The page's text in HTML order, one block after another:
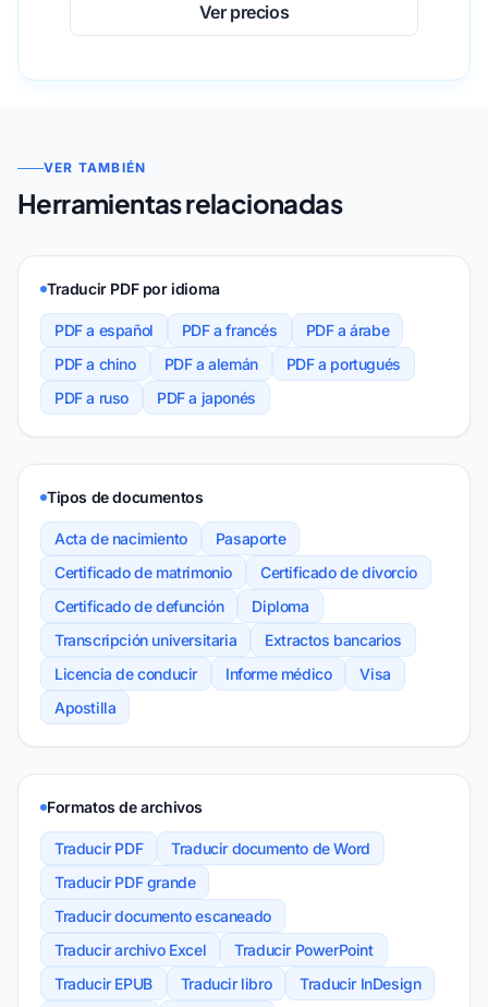
Ver precios
VER TAMBIÉN
Herramientas relacionadas
Traducir PDF por idioma
PDF a español PDF a francés
PDF a árabe
PDF a chino
PDF a alemán
PDF a portugués
PDF a ruso
PDF a japonés
Tipos de documentos
Acta de nacimiento
Pasaporte
Certificado de matrimonio
Certificado de divorcio
Certificado de defunción
Diploma
Transcripción universitaria
Extractos bancarios
Licencia de conducir
Informe médico
Visa
Apostilla
Formatos de archivos
Traducir PDF
Traducir documento de Word
Traducir PDF grande
Traducir documento escaneado
Traducir archivo Excel
Traducir PowerPoint
Traducir EPUB
Traducir libro
Traducir InDesign